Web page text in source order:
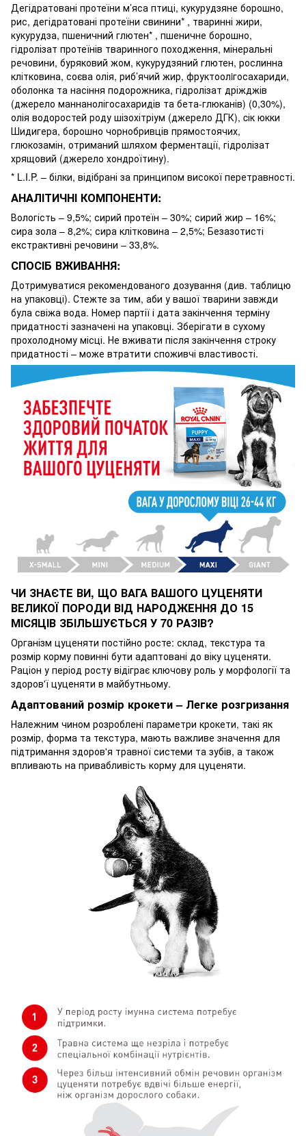
Дегідратовані протеїни м’яса птиці, кукурудзяне борошно,
рис, дегідратовані протеїни свинини* , тваринні жири,
кукурудза, пшеничний глютен* , пшеничне борошно,
гідролізат протеїнів тваринного походження, мінеральні
речовини, буряковий жом, кукурудзяний глютен, рослинна
клітковина, соєва олія, риб’ячий жир, фруктоолiгосахариди,
оболонка та насіння подорожника, гідролізат дріжджів
(джерело маннанолігосахаридів та бета-глюканів) (0,30%),
олія водоростей роду шізохітріум (джерело ДГК), cік юкки
Шидигера, борошно чорнобривців прямостоячих,
глюкозамін, отриманий шляхом ферментації, гідролізат
хрящовий (джерело хондроїтину).
* L.I.P. – білки, відібрані за принципом високої перетравності.
АНАЛІТИЧНІ КОМПОНЕНТИ:
Вологість – 9,5%; сирий протеїн – 30%; сирий жир – 16%;
сира зола – 8,2%; сира клітковина – 2,5%; Безазотисті
екстрактивні речовини – 33,8%.
СПОСІБ ВЖИВАННЯ:
Дотримуватися рекомендованого дозування (див. таблицю
на упаковці). Стежте за тим, аби у вашої тварини завжди
була свіжа вода. Номер партії і дата закінчення терміну
придатності зазначені на упаковці. Зберігати в сухому
прохолодному місці. Не вживати після закінчення строку
придатності – може втратити споживчі властивості.
ЧИ ЗНАЄТЕ ВИ, ЩО ВАГА ВАШОГО ЦУЦЕНЯТИ
ВЕЛИКОЇ ПОРОДИ ВІД НАРОДЖЕННЯ ДО 15
МІСЯЦІВ ЗБІЛЬШУЄТЬСЯ У 70 РАЗІВ?
Організм цуценяти постійно росте: склад, текстура та
розмір корму повинні бути адаптовані до віку цуценяти.
Раціон у період росту відіграє ключову роль у морфології та
здоров'ї цуценяти в майбутньому.
Адаптований розмір крокети – Легке розгризання
Належним чином розроблені параметри крокети, такі як
розмір, форма та текстура, мають важливе значення для
підтримання здоров'я травної системи та зубів, а також
впливають на привабливість корму для цуценяти.